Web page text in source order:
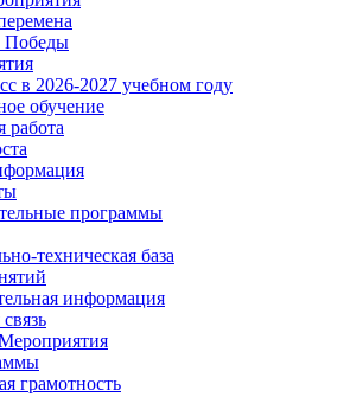
Победы
в 2026-2027 учебном году
обучение
работа
программы
техническая база
информация
грамотность